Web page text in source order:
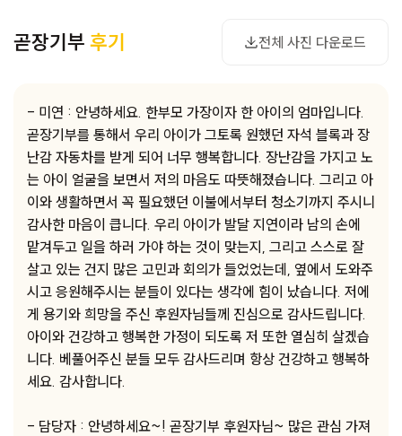
곧장기부 후기 전체 사진 다운로드
사진 다운로드
- 미연 : 안녕하세요. 한부모 가장이자 한 아이의 엄마입니다.
곧장기부를 통해서 우리 아이가 그토록 원했던 자석 블록과 장
난감 자동차를 받게 되어 너무 행복합니다. 장난감을 가지고 노
는 아이 얼굴을 보면서 저의 마음도 따뜻해졌습니다. 그리고 아
이와 생활하면서 꼭 필요했던 이불에서부터 청소기까지 주시니
감사한 마음이 큽니다. 우리 아이가 발달 지연이라 남의 손에
맡겨두고 일을 하러 가야 하는 것이 맞는지, 그리고 스스로 잘
살고 있는 건지 많은 고민과 회의가 들었었는데, 옆에서 도와주
시고 응원해주시는 분들이 있다는 생각에 힘이 났습니다. 저에
게 용기와 희망을 주신 후원자님들께 진심으로 감사드립니다.
아이와 건강하고 행복한 가정이 되도록 저 또한 열심히 살겠습
니다. 베풀어주신 분들 모두 감사드리며 항상 건강하고 행복하
세요. 감사합니다.
- 담당자 : 안녕하세요~! 곧장기부 후원자님~ 많은 관심 가져